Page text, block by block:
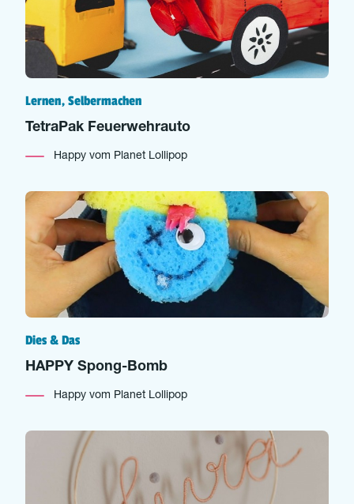
Lernen, Selbermachen
TetraPak Feuerwehrauto
Happy vom Planet Lollipop
Dies & Das
HAPPY Spong-Bomb
Happy vom Planet Lollipop